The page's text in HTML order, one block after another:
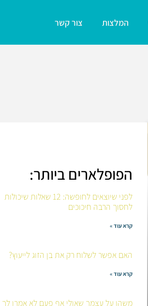
המלצות צור קשר
הפופלארים ביותר:
לפני שיוצאים לחופשה: 12 שאלות שיכולות
לחסוך הרבה חיכוכים
קרא עוד »
האם אפשר לשלוח רק את בן הזוג לייעוץ?
קרא עוד »
משהו על עצמך שאולי אף פעם לא אמרו לך